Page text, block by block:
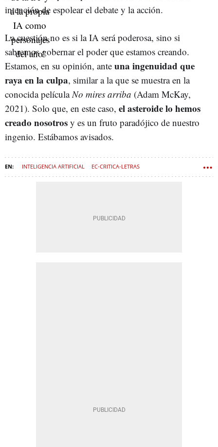
intención de espolear el debate y la acción.
La cuestión no es si la IA será poderosa, sino si
sabremos gobernar el poder que estamos creando.
Estamos, en su opinión, ante una ingenuidad que
raya en la culpa, similar a la que se muestra en la
conocida películaNo mires arriba (Adam McKay,
2021). Solo que, en este caso, el asteroide lo hemos
creado nosotros y es un fruto paradójico de nuestro
ingenio. Estábamos avisados.
INTELIGENCIA ARTIFICIAL EC-CRITICA-LETRAS